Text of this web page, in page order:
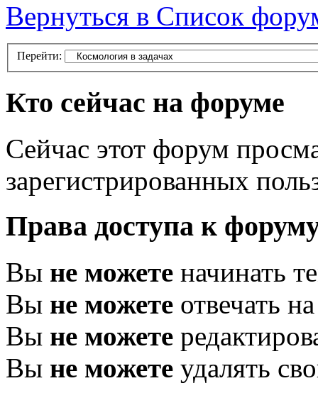
Вернуться в Список
Перейти:
Кто сейчас на форуме
Сейчас этот форум
зарегистрированных
Права доступа к
Вы не можете начинать
Вы не можете отвечать
Вы не можете
Вы не можете удалять